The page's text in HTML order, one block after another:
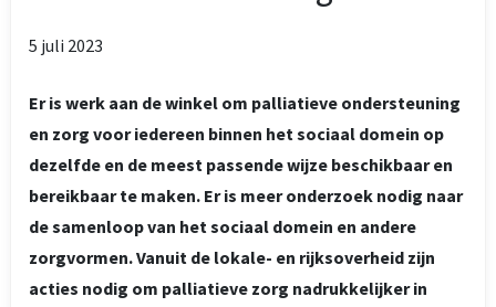
5 juli 2023
Er is werk aan de winkel om palliatieve ondersteuning
en zorg voor iedereen binnen het sociaal domein op
dezelfde en de meest passende wijze beschikbaar en
bereikbaar te maken. Er is meer onderzoek nodig naar
de samenloop van het sociaal domein en andere
zorgvormen. Vanuit de lokale- en rijksoverheid zijn
acties nodig om palliatieve zorg nadrukkelijker in